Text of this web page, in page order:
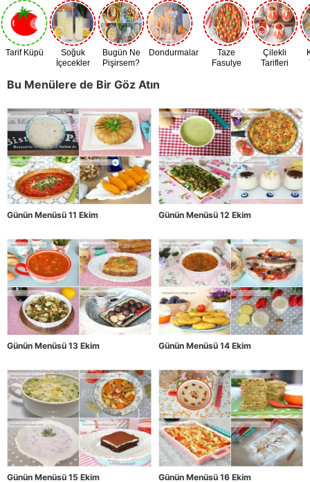
Tarif Küpü
Soğuk
İçecekler
Bugün Ne
Pişirsem?
Dondurmalar
Taze
Fasulye
Çilekli
Tarifleri
Bu Menülere de Bir Göz Atın
Günün Menüsü 11 Ekim Günün Menüsü 12 Ekim
Günün Menüsü 13 Ekim Günün Menüsü 14 Ekim
Günün Menüsü 15 Ekim Günün Menüsü 16 Ekim